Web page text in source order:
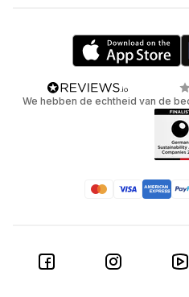
We hebben de echtheid van de